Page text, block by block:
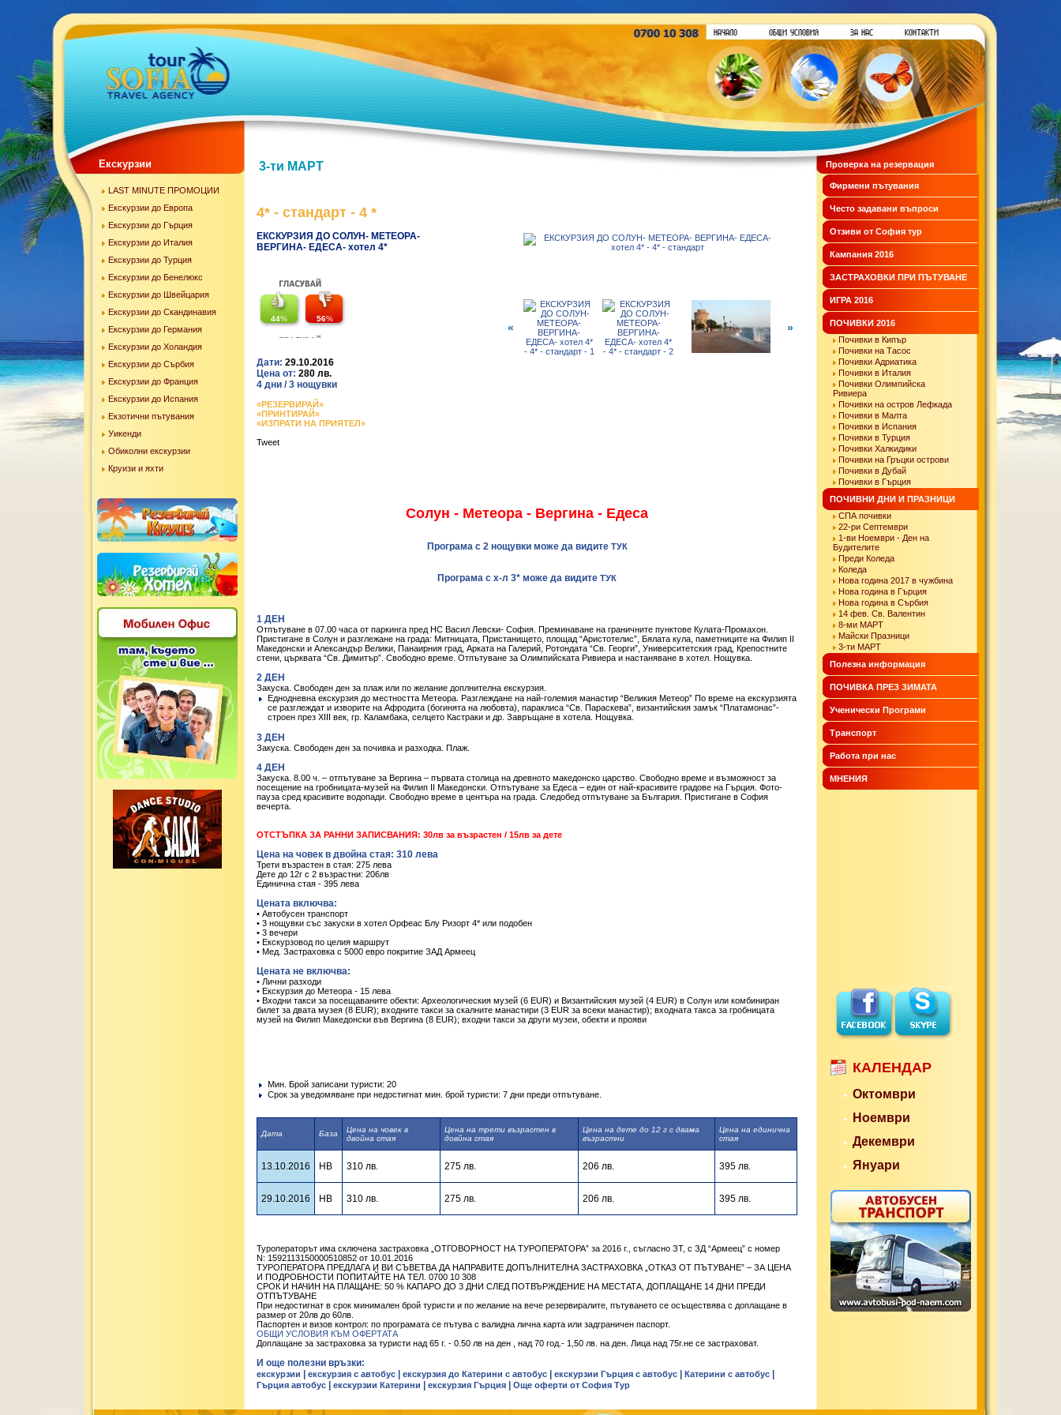
Екскурзии
LAST MINUTE ПРОМОЦИИ
Екскурзии до Европа
Екскурзии до Гърция
Екскурзии до Италия
Екскурзии до Турция
Екскурзии до Бенелюкс
Екскурзии до Швейцария
Екскурзии до Скандинавия
Екскурзии до Германия
Екскурзии до Холандия
Екскурзии до Сърбия
Екскурзии до Франция
Екскурзии до Испания
Екзотични пътувания
Уикенди
Обиколни екскурзии
Круизи и яхти
3-ти МАРТ
4* - стандарт - 4 *
ЕКСКУРЗИЯ ДО СОЛУН- МЕТЕОРА-
ВЕРГИНА- ЕДЕСА- хотел 4*
44% 56%
Дати: 29.10.2016
Цена от: 280 лв.
4 дни / 3 нощувки
«РЕЗЕРВИРАЙ»
«ПРИНТИРАЙ»
«ИЗПРАТИ НА ПРИЯТЕЛ»
« »
Tweet
Солун - Метеора - Вергина - Едеса
Програма с 2 нощувки може да видите ТУК
Програма с х-л 3* може да видите ТУК
1 ДЕН
Отпътуване в 07.00 часа от паркинга пред НС Васил Левски- София. Преминаване на граничните пунктове Кулата-Промахон.
Пристигане в Солун и разглежане на града: Митницата, Пристанището, площад “Аристотелис”, Бялата кула, паметниците на Филип ІІ
Македонски и Александър Велики, Панаирния град, Арката на Галерий, Ротондата “Св. Георги”, Университетския град, Крепостните
стени, църквата “Св. Димитър”. Свободно време. Отпътуване за Олимпийската Ривиера и настаняване в хотел. Нощувка.
2 ДЕН
Зaкуска. Свободен ден за плаж или по желание доплнителна екскурзия.
Еднодневна екскурзия до местността Метеора. Разглеждане на най-големия манастир “Великия Метеор” По време на екскурзията
се разглеждат и изворите на Афродита (богинята на любовта), параклиса “Св. Параскева”, византийския замък “Платамонас”-
строен през XІІІ век, гр. Каламбака, селцето Кастраки и др. Завръщане в хотела. Нощувка.
3 ДЕН
Закуска. Свободен ден за почивка и разходка. Плаж.
4 ДЕН
Закуска. 8.00 ч. – отпътуване за Вергина – първата столица на древното македонско царство. Свободно време и възможност за
посещение на гробницата-музей на Филип II Македонски. Отпътуване за Едеса – един от най-красивите градове на Гърция. Фото-
пауза сред красивите водопади. Свободно време в центъра на града. Следобед отпътуване за България. Пристигане в София
вечерта.
ОТСТЪПКА ЗА РАННИ ЗАПИСВАНИЯ: 30лв за възрастен / 15лв за дете
Цена на човек в двойна стая: 310 лева
Трети възрастен в стая: 275 лева
Дете до 12г с 2 възрастни: 206лв
Единична стая - 395 лева
Цената включва:
• Автобусен транспорт
• 3 нощувки със закуски в хотел Орфеас Блу Ризорт 4* или подобен
• 3 вечери
• Екскурзовод по целия маршрут
• Мед. Застраховка с 5000 евро покритие ЗАД Армеец
Цената не включва:
• Лични разходи
• Екскурзия до Метеора - 15 лева
• Входни такси за посещаваните обекти: Археологическия музей (6 EUR) и Византийския музей (4 EUR) в Солун или комбиниран
билет за двата музея (8 EUR); входните такси за скалните манастири (3 EUR за всеки манастир); входната такса за гробницата
музей на Филип Македонски във Вергина (8 EUR); входни такси за други музеи, обекти и прояви
Mин. Брой записани туристи: 20
Срок за уведомяване при недостигнат мин. брой туристи: 7 дни преди отпътуване.
Дата База
Цена на човек в
двойна стая
Цена на трети възрастен в
довйна стая
Цена на дете до 12 г с двама
възрастни
Цена на единична
стая
13.10.2016 HB 310 лв. 275 лв. 206 лв. 395 лв.
29.10.2016 HB 310 лв. 275 лв. 206 лв. 395 лв.
Туроператорът има сключена застраховка „ОТГОВОРНОСТ НА ТУРОПЕРАТОРА” за 2016 г., съгласно ЗТ, с ЗД “Армеец” с номер
N: 1592113150000510852 от 10.01.2016
ТУРОПЕРАТОРА ПРЕДЛАГА И ВИ СЪВЕТВА ДА НАПРАВИТЕ ДОПЪЛНИТЕЛНА ЗАСТРАХОВКА „ОТКАЗ ОТ ПЪТУВАНЕ” – ЗА ЦЕНА
И ПОДРОБНОСТИ ПОПИТАЙТЕ НА ТЕЛ. 0700 10 308
СРОК И НАЧИН НА ПЛАЩАНЕ: 50 % КАПАРО ДО 3 ДНИ СЛЕД ПОТВЪРЖДЕНИЕ НА МЕСТАТА, ДОПЛАЩАНЕ 14 ДНИ ПРЕДИ
ОТПЪТУВАНЕ
При недостигнат в срок минимален брой туристи и по желание на вече резервиралите, пътуването се осъществява с доплащане в
размер от 20лв до 60лв.
Паспортен и визов контрол: по програмата се пътува с валидна лична карта или задграничен паспорт.
ОБЩИ УСЛОВИЯ КЪМ ОФЕРТАТА
Доплащане за застраховка за туристи над 65 г. - 0.50 лв на ден , над 70 год.- 1,50 лв. на ден. Лица над 75г.не се застраховат.
И още полезни връзки:
екскурзии екскурзия с автобус екскурзия до Катерини с автобус екскурзии Гърция с автобус Катерини с автобус
Гърция автобус екскурзии Катерини екскурзия Гърция Още оферти от София Тур
Проверка на резервация
Фирмени пътувания
Често задавани въпроси
Отзиви от София тур
Кампания 2016
ЗАСТРАХОВКИ ПРИ ПЪТУВАНЕ
ИГРА 2016
ПОЧИВКИ 2016
Почивки в Кипър
Почивки на Тасос
Почивки Адриатика
Почивки в Италия
Почивки Олимпийска
Ривиера
Почивки на остров Лефкада
Почивки в Малта
Почивки в Испания
Почивки в Турция
Почивки Халкидики
Почивки на Гръцки острови
Почивки в Дубай
Почивки в Гърция
ПОЧИВНИ ДНИ И ПРАЗНИЦИ
СПА почивки
22-ри Септември
1-ви Ноември - Ден на
Будителите
Преди Коледа
Коледа
Нова година 2017 в чужбина
Нова година в Гърция
Нова година в Сърбия
14 фев. Св. Валентин
8-ми МАРТ
Майски Празници
3-ти МАРТ
Полезна информация
ПОЧИВКА ПРЕЗ ЗИМАТА
Ученически Програми
Транспорт
Работа при нас
МНЕНИЯ
КАЛЕНДАР
Октомври
Ноември
Декември
Януари